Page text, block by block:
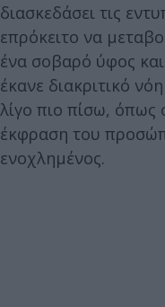
διασκεδάσει τις
επρόκειτο να
ένα σοβαρό ύφος
έκανε διακριτικό
λίγο πιο πίσω, όπως
έκφραση του
ενοχλημένος.